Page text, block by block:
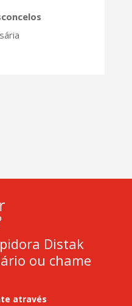
Distak
ou chame
através